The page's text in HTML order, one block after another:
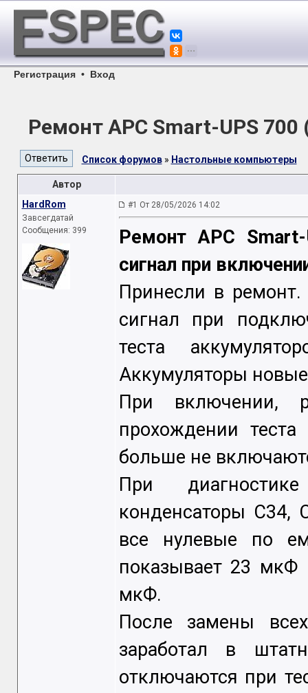
Регистрация • Вход
Ремонт APC Smart-UPS
Список форумов» Настольные компьютеры
Автор
HardRom
Завсегдатай
Сообщения: 399
#1 От 28/05/2026 14:02
Ремонт APC
сигнал при
Принесли в
сигнал при
теста
Аккумуляторы
При включении,
прохождении
больше не
При
конденсаторы
все нулевые по
показывает 23
мкФ.
После замены
заработал в
отключаются при